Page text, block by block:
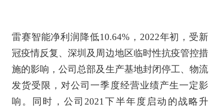
雷赛智能净利润降低10.64%，2022年初，受新
冠疫情反复、深圳及周边地区临时性抗疫管控措
施的影响，公司总部及生产基地封闭停工、物流
发货受限，对公司一季度经营业绩产生一定影
响。同时，公司2021下半年度启动的战略升